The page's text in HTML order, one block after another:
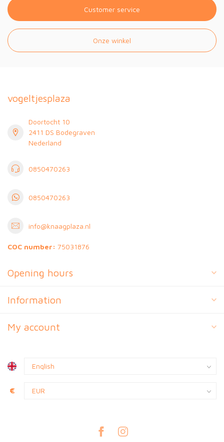
Customer service
Onze winkel
vogeltjesplaza
Doortocht 10
2411 DS Bodegraven
Nederland
0850470263
0850470263
info@knaagplaza.nl
COC number: 75031876
Opening hours
Information
My account
€